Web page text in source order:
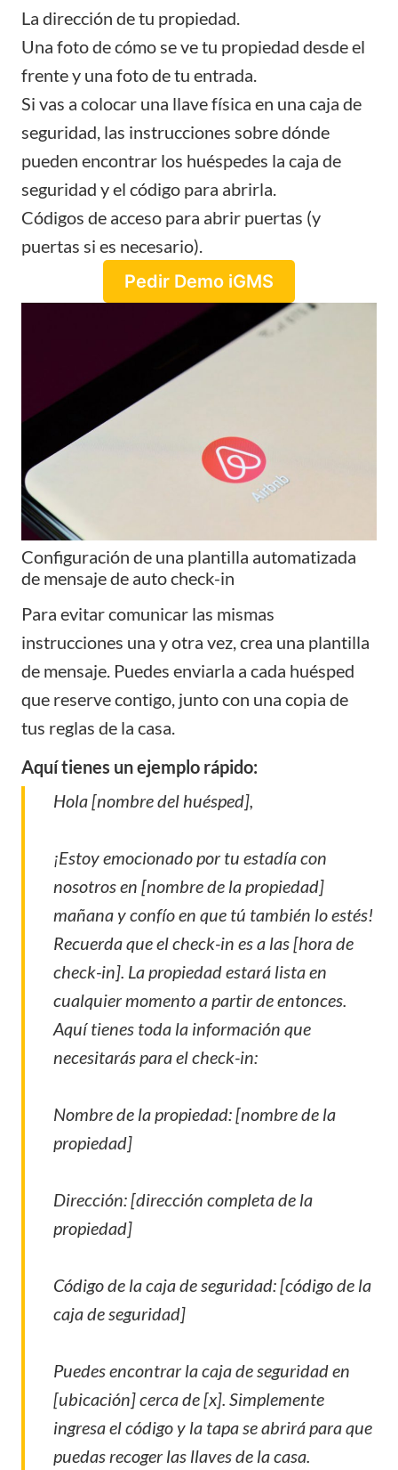
La dirección de tu propiedad.
Una foto de cómo se ve tu propiedad desde el
frente y una foto de tu entrada.
Si vas a colocar una llave física en una caja de
seguridad, las instrucciones sobre dónde
pueden encontrar los huéspedes la caja de
seguridad y el código para abrirla.
Códigos de acceso para abrir puertas (y
puertas si es necesario).
Pedir Demo iGMS
Configuración de una plantilla automatizada
de mensaje de auto check-in
Para evitar comunicar las mismas
instrucciones una y otra vez, crea una plantilla
de mensaje. Puedes enviarla a cada huésped
que reserve contigo, junto con una copia de
tus reglas de la casa.
Aquí tienes un ejemplo rápido:
Hola [nombre del huésped],
¡Estoy emocionado por tu estadía con
nosotros en [nombre de la propiedad]
mañana y confío en que tú también lo estés!
Recuerda que el check-in es a las [hora de
check-in]. La propiedad estará lista en
cualquier momento a partir de entonces.
Aquí tienes toda la información que
necesitarás para el check-in:
Nombre de la propiedad: [nombre de la
propiedad]
Dirección: [dirección completa de la
propiedad]
Código de la caja de seguridad: [código de la
caja de seguridad]
Puedes encontrar la caja de seguridad en
[ubicación] cerca de [x]. Simplemente
ingresa el código y la tapa se abrirá para que
puedas recoger las llaves de la casa.